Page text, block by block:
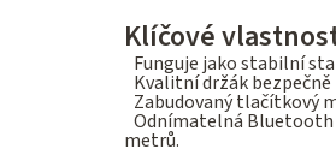
Klíčové
Funguje jako stabilní
Kvalitní držák
Zabudovaný tlačítkový
Odnímatelná Bluetooth
metrů.